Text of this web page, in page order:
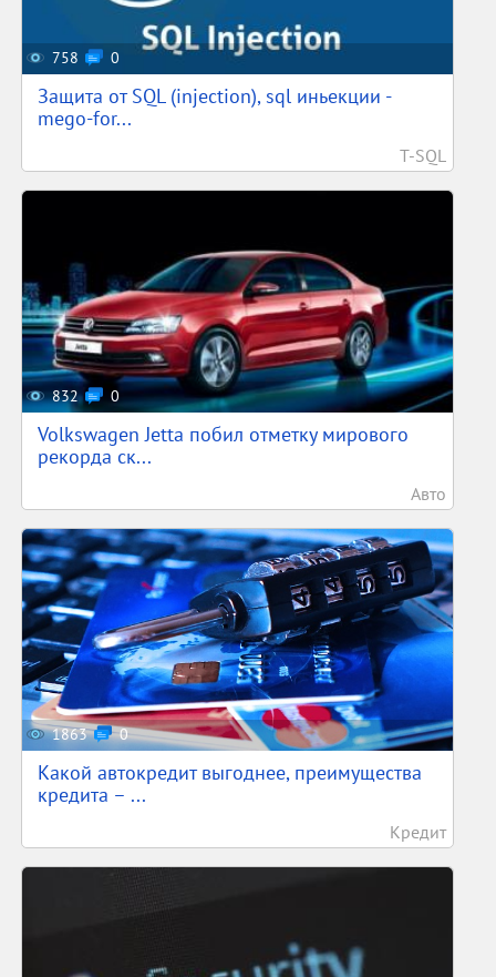
758 0
Защита от SQL (injection), sql иньекции -
mego-for...
T-SQL
832 0
Volkswagen Jetta побил отметку мирового
рекорда ск...
Авто
1863 0
Какой автокредит выгоднее, преимущества
кредита – ...
Кредит